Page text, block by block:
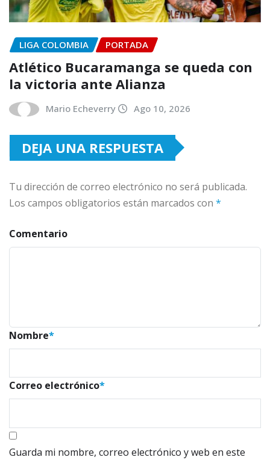
LIGA COLOMBIA PORTADA
Atlético Bucaramanga se queda con
la victoria ante Alianza
Mario Echeverry Ago 10, 2026
DEJA UNA RESPUESTA
Tu dirección de correo electrónico no será publicada.
Los campos obligatorios están marcados con *
Comentario
Nombre*
Correo electrónico*
Guarda mi nombre, correo electrónico y web en este